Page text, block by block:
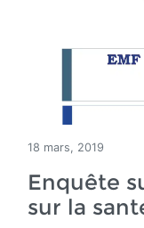
18 mars, 2019
Enquête
sur la